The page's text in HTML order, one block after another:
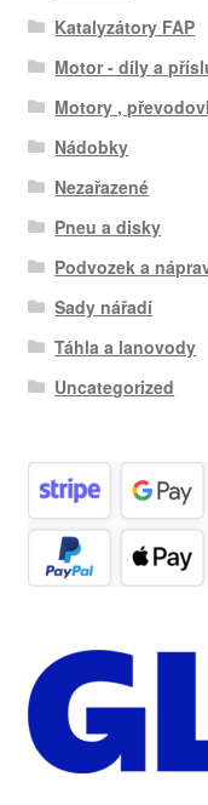
Katalyzátory FAP
Motor - díly a
Motory ,
Nádobky
Nezařazené
Pneu a disky
Podvozek a
Sady nářadí
Táhla a lanovody
Uncategorized